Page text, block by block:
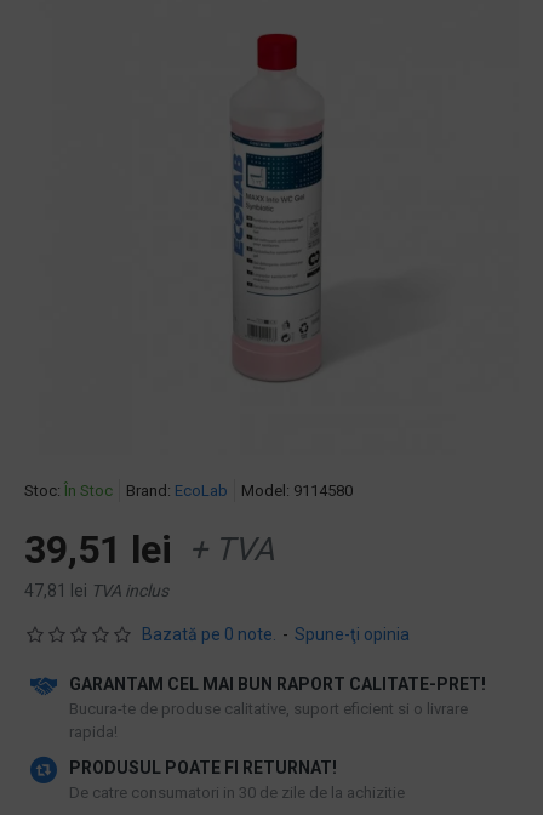
Stoc: În Stoc Brand: EcoLab Model: 9114580
Bazată pe 0 note. - Spune-ţi opinia
39,51 lei + TVA
47,81 lei TVA inclus
GARANTAM CEL MAI BUN RAPORT CALITATE-PRET!
​Bucura-te de produse calitative, suport eficient si o livrare
rapida!
PRODUSUL POATE FI RETURNAT!
De catre consumatori in 30 de zile de la achizitie